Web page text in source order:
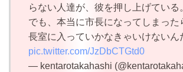
らない人達が、彼を押し上げている
でも、本当に市長になってしまった
長室に入っていかなきゃいけないん
pic.twitter.com/JzDbCTGtd0
— kentarotakahashi